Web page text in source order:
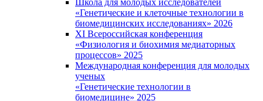
Школа для молодых исследователей
«Генетические и клеточные технологии в
биомедицинских исследованиях» 2026
XI Всероссийская конференция
«Физиология и биохимия медиаторных
процессов» 2025
Международная конференция для молодых
ученых
«Генетические технологии в
биомедицине» 2025